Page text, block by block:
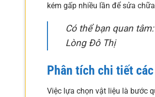
kém gấp nhiều lần để sửa
Có thể bạn quan
Lòng Đô Thị
Phân tích chi tiết
Việc lựa chọn vật liệu là bước